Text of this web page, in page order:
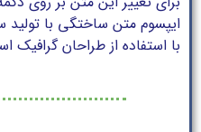
ایپسوم متن ساختگی با
با استفاده از طراحان گرافیک